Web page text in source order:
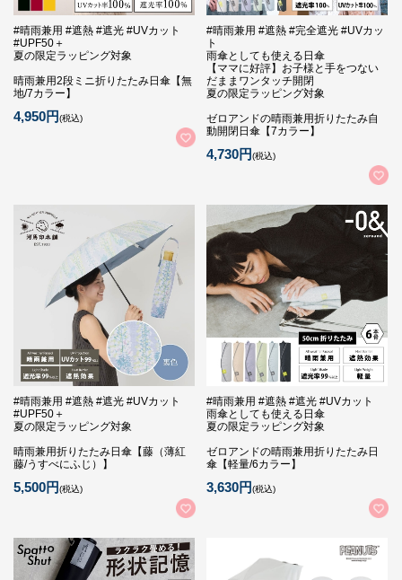
#晴雨兼用 #遮熱 #遮光 #UVカット
#UPF50＋
夏の限定ラッピング対象
晴雨兼用2段ミニ折りたたみ日傘【無
地/7カラー】
4,950円(税込)
#晴雨兼用 #遮熱 #完全遮光 #UVカッ
ト
雨傘としても使える日傘
【ママに好評】お子様と手をつない
だままワンタッチ開閉
夏の限定ラッピング対象
ゼロアンドの晴雨兼用折りたたみ自
動開閉日傘【7カラー】
4,730円(税込)
#晴雨兼用 #遮熱 #遮光 #UVカット
#UPF50＋
夏の限定ラッピング対象
晴雨兼用折りたたみ日傘【藤（薄紅
藤/うすべにふじ）】
5,500円(税込)
#晴雨兼用 #遮熱 #遮光 #UVカット
雨傘としても使える日傘
夏の限定ラッピング対象
ゼロアンドの晴雨兼用折りたたみ日
傘【軽量/6カラー】
3,630円(税込)